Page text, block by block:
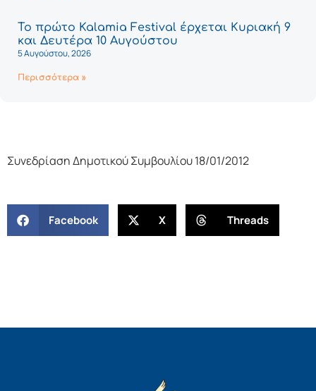
Το πρώτο Kalamia Festival έρχεται Κυριακή 9
και Δευτέρα 10 Αυγούστου
5 Αυγούστου, 2026
Περισσότερα »
Συνεδρίαση Δημοτικού Συμβουλίου 18/01/2012
Facebook X Threads